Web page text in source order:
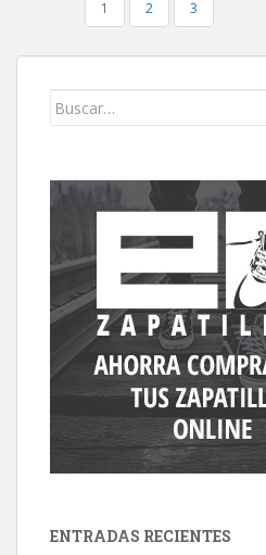
PAGINACIÓN
ENTRADAS
1 2 3
Buscar:
ENTRADAS RECIENTES